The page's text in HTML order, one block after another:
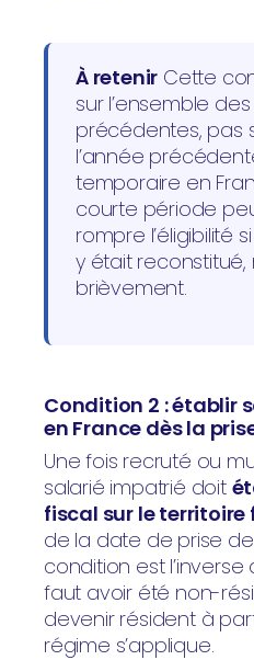
À retenir Cette
sur l’ensemble
précédentes, pas
l’année
temporaire en
courte période
rompre l’éligibilité
y était
brièvement.
Condition 2 : établir
en France dès la
Une fois recruté ou
salarié impatrié doit
fiscal sur le
de la date de prise
condition est
faut avoir été non-
devenir résident à
régime s’applique.